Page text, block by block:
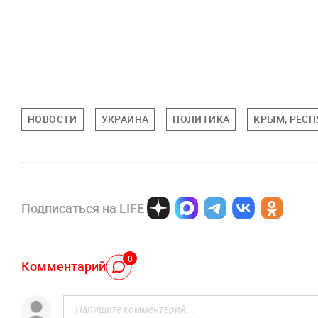
НОВОСТИ УКРАИНА ПОЛИТИКА КРЫМ,
Подписаться на LIFE
Комментарий 0